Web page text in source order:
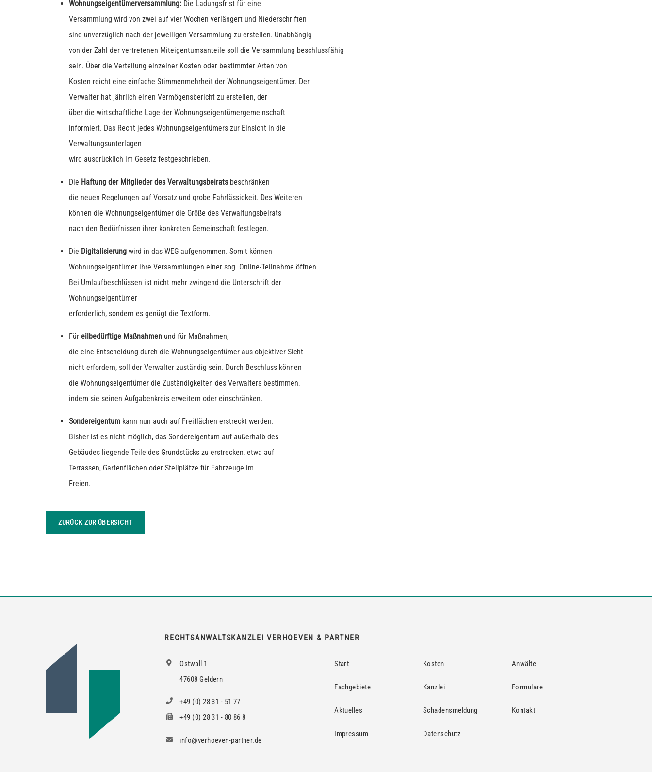
Wohnungseigentümerversammlung: Die Ladungsfrist für eine
Versammlung wird von zwei auf vier Wochen verlängert und Niederschriften
sind unverzüglich nach der jeweiligen Versammlung zu erstellen. Unabhängig
von der Zahl der vertretenen Miteigentumsanteile soll die Versammlung beschlussfähig
sein. Über die Verteilung einzelner Kosten oder bestimmter Arten von
Kosten reicht eine einfache Stimmenmehrheit der Wohnungseigentümer. Der
Verwalter hat jährlich einen Vermögensbericht zu erstellen, der
über die wirtschaftliche Lage der Wohnungseigentümergemeinschaft
informiert. Das Recht jedes Wohnungseigentümers zur Einsicht in die
Verwaltungsunterlagen
wird ausdrücklich im Gesetz festgeschrieben.
Die Haftung der Mitglieder des Verwaltungsbeiratsbeschränken
die neuen Regelungen auf Vorsatz und grobe Fahrlässigkeit. Des Weiteren
können die Wohnungseigentümer die Größe des Verwaltungsbeirats
nach den Bedürfnissen ihrer konkreten Gemeinschaft festlegen.
Die Digitalisierung wird in das WEG aufgenommen. Somit können
Wohnungseigentümer ihre Versammlungen einer sog. Online-Teilnahme öffnen.
Bei Umlaufbeschlüssen ist nicht mehr zwingend die Unterschrift der
Wohnungseigentümer
erforderlich, sondern es genügt die Textform.
Für eilbedürftige Maßnahmen und für Maßnahmen,
die eine Entscheidung durch die Wohnungseigentümer aus objektiver Sicht
nicht erfordern, soll der Verwalter zuständig sein. Durch Beschluss können
die Wohnungseigentümer die Zuständigkeiten des Verwalters bestimmen,
indem sie seinen Aufgabenkreis erweitern oder einschränken.
Sondereigentum kann nun auch auf Freiflächen erstreckt werden.
Bisher ist es nicht möglich, das Sondereigentum auf außerhalb des
Gebäudes liegende Teile des Grundstücks zu erstrecken, etwa auf
Terrassen, Gartenflächen oder Stellplätze für Fahrzeuge im
Freien.
ZURÜCK ZUR ÜBERSICHT
RECHTSANWALTSKANZLEI VERHOEVEN & PARTNER
Ostwall 1
47608 Geldern
+49 (0) 28 31 - 51 77
+49 (0) 28 31 - 80 86 8
info@verhoeven-partner.de
Start Kosten Anwälte
Fachgebiete Kanzlei Formulare
Aktuelles Schadensmeldung Kontakt
Impressum Datenschutz